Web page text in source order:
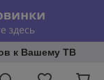
к Вашему ТВ